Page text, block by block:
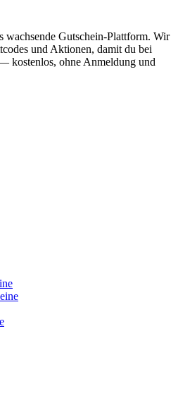
wachsende Gutschein-Plattform. Wir
und Aktionen, damit du bei
kostenlos, ohne Anmeldung und